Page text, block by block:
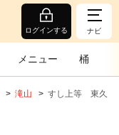
ログインする ナビ
メニュー 桶
滝山
すし上等 東久